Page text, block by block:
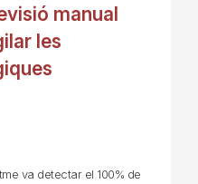
manual
les
va detectar el 100% de